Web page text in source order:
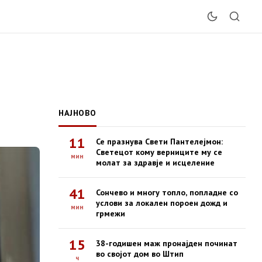
НАЈНОВО
11
мин
Се празнува Свети Пантелејмон:
Светецот кому верниците му се
молат за здравје и исцеление
41
мин
Сончево и многу топло, попладне со
услови за локален пороен дожд и
грмежи
15
ч
38-годишен маж пронајден починат
во својот дом во Штип